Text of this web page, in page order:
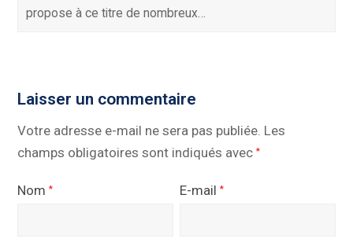
propose à ce titre de nombreux…
Laisser un commentaire
Votre adresse e-mail ne sera pas publiée. Les
champs obligatoires sont indiqués avec*
Nom* E-mail*